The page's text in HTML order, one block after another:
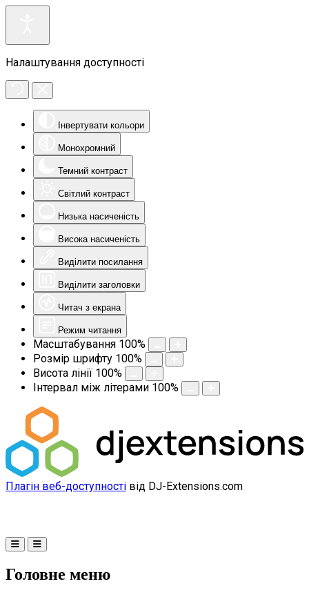
Налаштування доступності
Інвертувати кольори
Монохромний
Темний контраст
Світлий контраст
Низька насиченість
Висока насиченість
Виділити посилання
Виділити заголовки
Читач з екрана
Режим читання
Масштабування 100%
Розмір шрифту 100%
Висота лінії 100%
Інтервал між літерами 100%
Плагін веб-доступності від DJ-Extensions.com
Головне меню